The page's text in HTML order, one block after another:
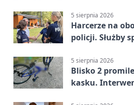
5 sierpnia 2026
Harcerze na
policji. Służby
5 sierpnia 2026
Blisko 2
kasku.